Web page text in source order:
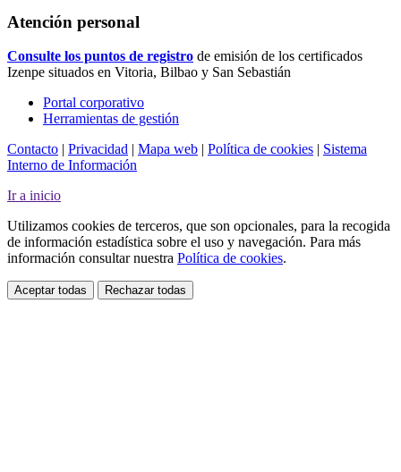
Atención personal
Consulte los puntos de registro de emisión de los certificados
Izenpe situados en Vitoria, Bilbao y San Sebastián
Portal corporativo
Herramientas de gestión
Contacto | Privacidad | Mapa web | Política de cookies | Sistema
Interno de Información
Ir a inicio
Utilizamos cookies de terceros, que son opcionales, para la recogida
de información estadística sobre el uso y navegación. Para más
información consultar nuestra Política de cookies.
Aceptar todas Rechazar todas